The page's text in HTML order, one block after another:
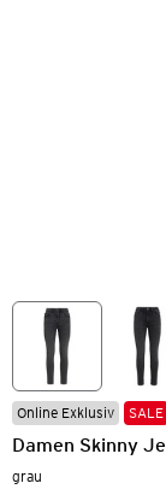
Online Exklusiv SALE
Damen Skinny
grau